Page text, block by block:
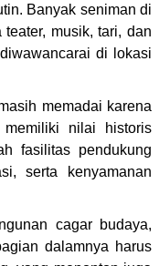
Banyak seniman di
musik, tari, dan
di lokasi
memadai karena
memiliki nilai historis
fasilitas pendukung
serta kenyamanan
cagar budaya,
dalamnya harus